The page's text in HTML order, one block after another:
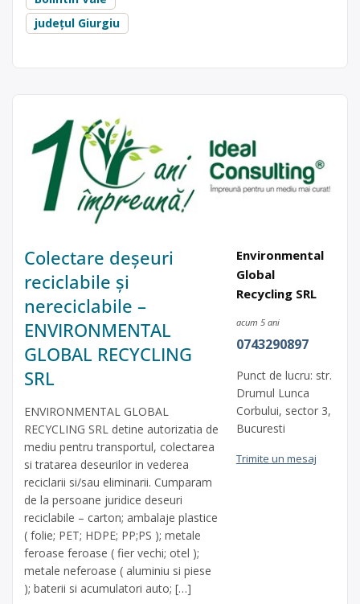
județul Giurgiu
Colectare deșeuri
reciclabile și
nereciclabile –
ENVIRONMENTAL
GLOBAL RECYCLING
SRL
ENVIRONMENTAL GLOBAL
RECYCLING SRL detine autorizatia de
mediu pentru transportul, colectarea
si tratarea deseurilor in vederea
reciclarii si/sau eliminarii. Cumparam
de la persoane juridice deseuri
reciclabile – carton; ambalaje plastice
( folie; PET; HDPE; PP;PS ); metale
feroase feroase ( fier vechi; otel );
metale neferoase ( aluminiu si piese
); baterii si acumulatori auto; […]
Environmental
Global
Recycling SRL
acum 5 ani
0743290897
Punct de lucru: str.
Drumul Lunca
Corbului, sector 3,
Bucuresti
Trimite un mesaj